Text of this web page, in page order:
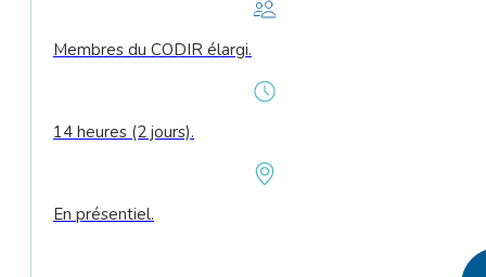
Membres du CODIR élargi.
14 heures (2 jours).
En présentiel.